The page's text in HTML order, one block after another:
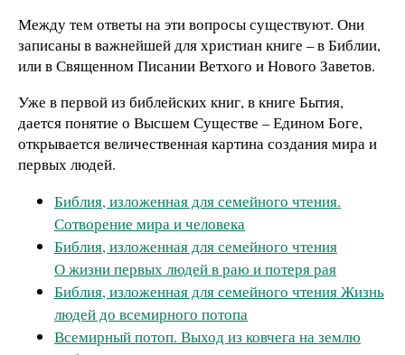
Между тем ответы на эти вопросы существуют. Они
записаны в важнейшей для христиан книге – в Библии,
или в Священном Писании Ветхого и Нового Заветов.
Уже в первой из библейских книг, в книге Бытия,
дается понятие о Высшем Существе – Едином Боге,
открывается величественная картина создания мира и
первых людей.
Библия, изложенная для семейного чтения.
Сотворение мира и человека
Библия, изложенная для семейного чтения
О жизни первых людей в раю и потеря рая
Библия, изложенная для семейного чтения Жизнь
людей до всемирного потопа
Всемирный потоп. Выход из ковчега на землю